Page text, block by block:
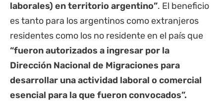
laborales) en territorio argentino”. El beneficio
es tanto para los argentinos como extranjeros
residentes como los no residente en el país que
“fueron autorizados a ingresar por la
Dirección Nacional de Migraciones para
desarrollar una actividad laboral o comercial
esencial para la que fueron convocados”.